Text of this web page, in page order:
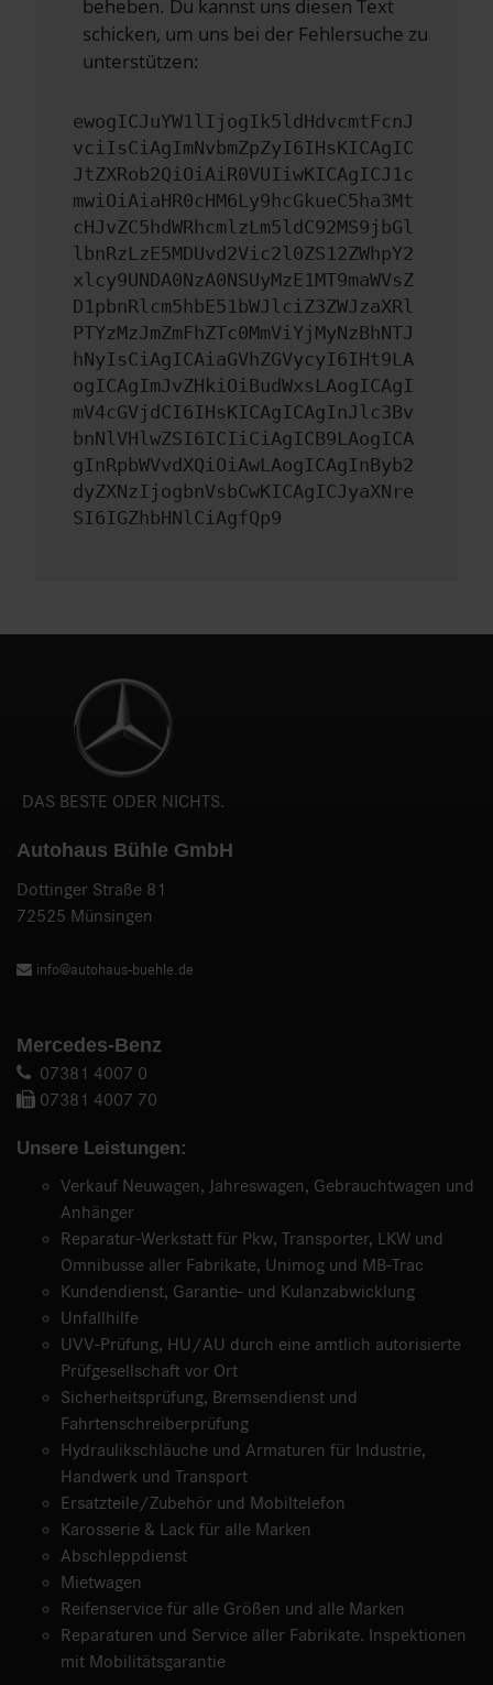
beheben. Du kannst uns diesen Text
schicken, um uns bei der Fehlersuche zu
unterstützen:
ewogICJuYW1lIjogIk5ldHdvcmtFcnJ
vciIsCiAgImNvbmZpZyI6IHsKICAgIC
JtZXRob2QiOiAiR0VUIiwKICAgICJ1c
mwiOiAiaHR0cHM6Ly9hcGkueC5ha3Mt
cHJvZC5hdWRhcmlzLm5ldC92MS9jbGl
lbnRzLzE5MDUvd2Vic2l0ZS12ZWhpY2
xlcy9UNDA0NzA0NSUyMzE1MT9maWVsZ
D1pbnRlcm5hbE51bWJlciZ3ZWJzaXRl
PTYzMzJmZmFhZTc0MmViYjMyNzBhNTJ
hNyIsCiAgICAiaGVhZGVycyI6IHt9LA
ogICAgImJvZHkiOiBudWxsLAogICAgI
mV4cGVjdCI6IHsKICAgICAgInJlc3Bv
bnNlVHlwZSI6ICIiCiAgICB9LAogICA
gInRpbWVvdXQiOiAwLAogICAgInByb2
dyZXNzIjogbnVsbCwKICAgICJyaXNre
SI6IGZhbHNlCiAgfQp9
DAS BESTE ODER NICHTS.
Autohaus Bühle GmbH
Dottinger Straße 81
72525 Münsingen
info@autohaus-buehle.de
Mercedes-Benz
07381 4007 0
07381 4007 70
Unsere Leistungen:
Verkauf Neuwagen, Jahreswagen, Gebrauchtwagen und
Anhänger
Reparatur-Werkstatt für Pkw, Transporter, LKW und
Omnibusse aller Fabrikate, Unimog und MB-Trac
Kundendienst, Garantie- und Kulanzabwicklung
Unfallhilfe
UVV-Prüfung, HU/AU durch eine amtlich autorisierte
Prüfgesellschaft vor Ort
Sicherheitsprüfung, Bremsendienst und
Fahrtenschreiberprüfung
Hydraulikschläuche und Armaturen für Industrie,
Handwerk und Transport
Ersatzteile/Zubehör und Mobiltelefon
Karosserie & Lack für alle Marken
Abschleppdienst
Mietwagen
Reifenservice für alle Größen und alle Marken
Reparaturen und Service aller Fabrikate. Inspektionen
mit Mobilitätsgarantie